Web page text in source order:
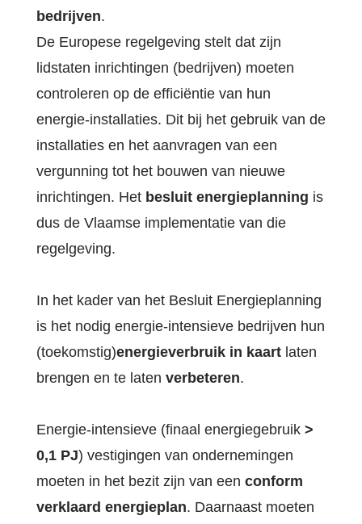
bedrijven.
De Europese regelgeving stelt dat zijn
lidstaten inrichtingen (bedrijven) moeten
controleren op de efficiëntie van hun
energie-installaties. Dit bij het gebruik van de
installaties en het aanvragen van een
vergunning tot het bouwen van nieuwe
inrichtingen. Het besluit energieplanning is
dus de Vlaamse implementatie van die
regelgeving.
In het kader van het Besluit Energieplanning
is het nodig energie-intensieve bedrijven hun
(toekomstig)energieverbruik in kaartlaten
brengen en te laten verbeteren.
Energie-intensieve (finaal energiegebruik >
0,1 PJ) vestigingen van ondernemingen
moeten in het bezit zijn van een conform
verklaard energieplan. Daarnaast moeten